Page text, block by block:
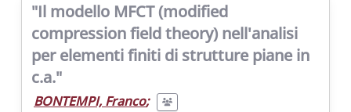
"Il modello MFCT (modified
compression field theory) nell'analisi
per elementi finiti di strutture piane in
c.a."
BONTEMPI, Franco;